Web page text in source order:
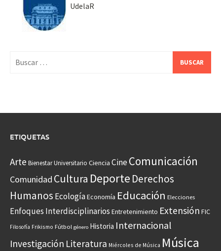
UdelaR
ETIQUETAS
Arte Bienestar Universitario Ciencia CineComunicación
Comunidad Cultura Deporte Derechos
Humanos EcologíaEconomía Educación Elecciones
Enfoques Interdisciplinarios Entretenimiento Extensión FIC
Filosofía Frikismo Fútbol género Historia Internacional
Investigación Literatura Miércoles de Música Música